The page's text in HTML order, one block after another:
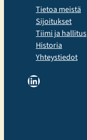
Tietoa meistä
Sijoitukset
Tiimi ja hallitus
Historia
Yhteystiedot
LinkedIn